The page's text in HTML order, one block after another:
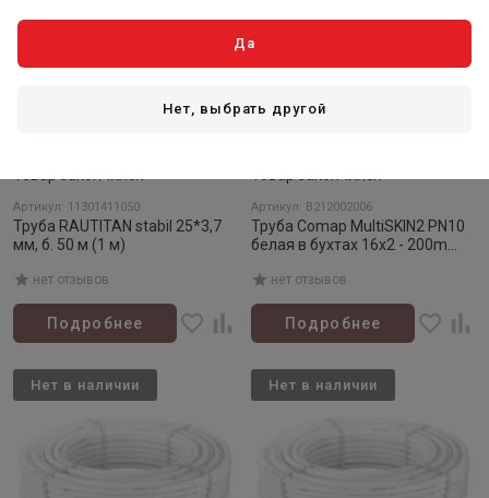
Артикул: 11301411050
Труба RAUTITAN stabil 25*3,7
мм, б. 50 м (1 м)
нет отзывов
Подробнее
Артикул: B212002006
Труба Comap MultiSKIN2 PN10
белая в бухтах 16x2 - 200m
нет отзывов
Подробнее
Нет в наличии Нет в наличии
Да
Нет, выбрать другой